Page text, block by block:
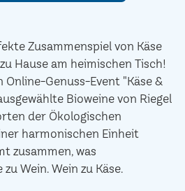
Zusammenspiel von Käse
Hause am heimischen Tisch!
Online-Genuss-Event "Käse &
Bioweine von Riegel
der Ökologischen
harmonischen Einheit
zusammen, was
Wein. Wein zu Käse.